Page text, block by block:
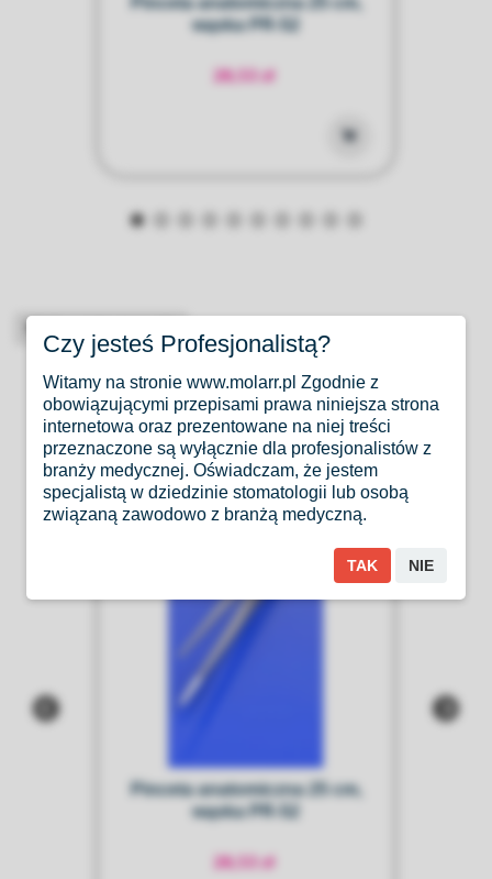
wąska PR-52
28,53 zł
Produkty Podobne
Pinceta anatomiczna 25 cm,
wąska PR-52
28,53 zł
Czy jesteś Profesjonalistą?
Witamy na stronie www.molarr.pl Zgodnie z
obowiązującymi przepisami prawa niniejsza strona
internetowa oraz prezentowane na niej treści
przeznaczone są wyłącznie dla profesjonalistów z
branży medycznej. Oświadczam, że jestem
specjalistą w dziedzinie stomatologii lub osobą
związaną zawodowo z branżą medyczną.
TAK NIE